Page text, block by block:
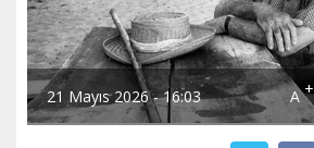
21 Mayıs 2026 - 16:03 A+